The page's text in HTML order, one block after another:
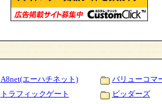
A8net(エーハチネット)
バリューコマ
トラフィックゲート
ビッダーズ